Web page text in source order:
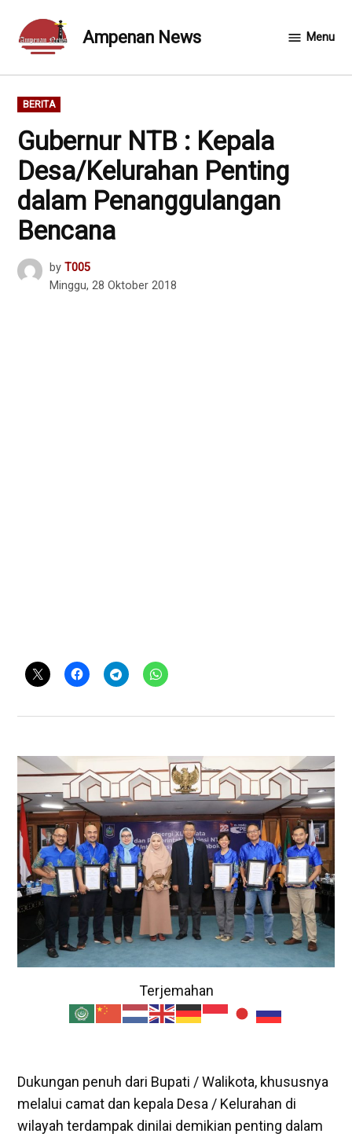
content
Ampenan News Menu
POSTED
IN
BERITA
Gubernur NTB : Kepala
Desa/Kelurahan Penting
dalam Penanggulangan
Bencana
by T005
Minggu, 28 Oktober 2018
Terjemahan
Dukungan penuh dari Bupati / Walikota, khususnya
melalui camat dan kepala Desa / Kelurahan di
wilayah terdampak dinilai demikian penting dalam